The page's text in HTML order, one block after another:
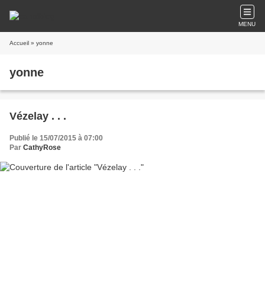
MENU
Accueil » yonne
yonne
Vézelay . . .
Publié le 15/07/2015 à 07:00
Par CathyRose